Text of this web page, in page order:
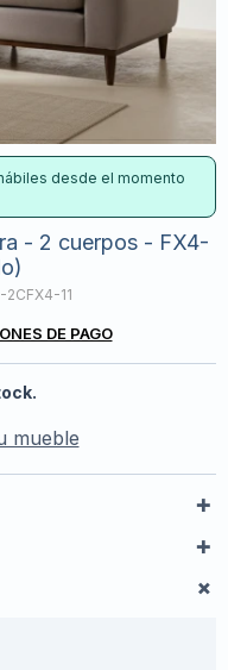
desde el momento
- 2 cuerpos - FX4-
2CFX4-11
DE PAGO
mueble